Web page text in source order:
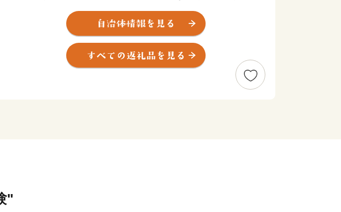
湯と山の町です。町の主な産業は「観光」と「農林業」です。
観光では、世界屈指のラドン含有量を誇り、古くから湯治の名湯と
して親しまれる「三朝温泉」や、国宝・投入堂で知られる霊峰「三
徳山」を有しています。
これらは日本遺産にも認定された本町が誇るべき資源であり、訪れ
る方々の心を深く癒やす場所として恵みをもたらしています。
"